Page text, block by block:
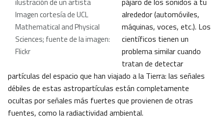
ilustración de un artista
Imagen cortesía de UCL
Mathematical and Physical
Sciences; fuente de la imagen:
Flickr
alrededor (automóviles,
máquinas, voces, etc.). Los
científicos tienen un
problema similar cuando
tratan de detectar
partículas del espacio que han viajado a la Tierra: las señales
débiles de estas astropartículas están completamente
ocultas por señales más fuertes que provienen de otras
fuentes, como la radiactividad ambiental.